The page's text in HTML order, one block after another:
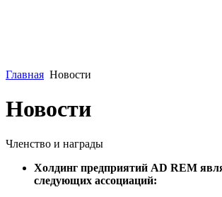
Главная Новости
Новости
Членство и награды
Холдинг предприятий AD REM
следующих ассоциаций: